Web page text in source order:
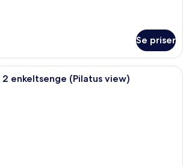
Se priser
Et hotelværelse med seng,
enkeltsenge (Pilatus view)